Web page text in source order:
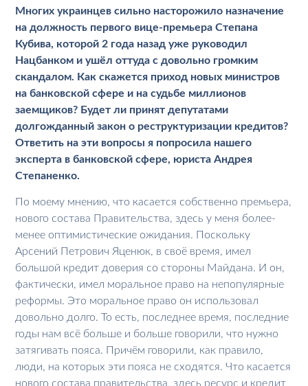
Многих украинцев сильно насторожило назначение
на должность первого вице-премьера Степана
Кубива, которой 2 года назад уже руководил
Нацбанком и ушёл оттуда с довольно громким
скандалом. Как скажется приход новых министров
на банковской сфере и на судьбе миллионов
заемщиков? Будет ли принят депутатами
долгожданный закон о реструктуризации кредитов?
Ответить на эти вопросы я попросила нашего
эксперта в банковской сфере, юриста Андрея
Степаненко.
По моему мнению, что касается собственно премьера,
нового состава Правительства, здесь у меня более-
менее оптимистические ожидания. Поскольку
Арсений Петрович Яценюк, в своё время, имел
большой кредит доверия со стороны Майдана. И он,
фактически, имел моральное право на непопулярные
реформы. Это моральное право он использовал
довольно долго. То есть, последнее время, последние
годы нам всё больше и больше говорили, что нужно
затягивать пояса. Причём говорили, как правило,
люди, на которых эти пояса не сходятся. Что касается
нового состава правительства, здесь ресурс и кредит